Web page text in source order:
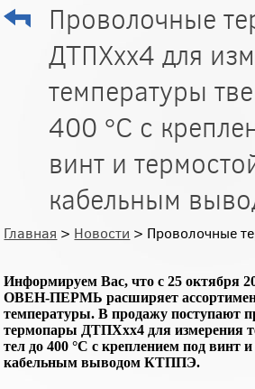
Проволочные
ДТПХхх4 для
температуры
400 °C с
винт и
кабельным
Главная > Новости > Проволочные
Информируем Вас, что с 25 октября
ОВЕН-ПЕРМЬ расширяет
температуры. В продажу поступают
термопары ДТПХхх4 для измерения
тел до 400 °C с креплением под винт
кабельным выводом КТППЭ.